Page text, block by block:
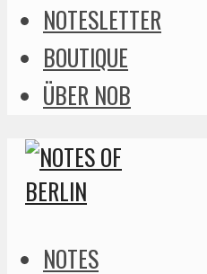
NOTESLETTER
BOUTIQUE
ÜBER NOB
NOTES